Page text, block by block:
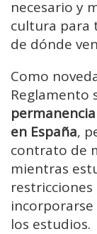
necesario y
cultura para
de dónde
Como
Reglamento
en España,
contrato de
mientras
los estudios.